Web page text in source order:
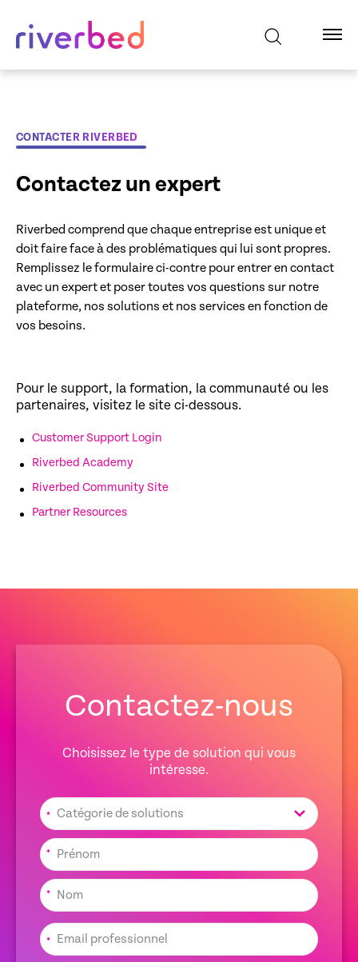
CONTACTER RIVERBED
Contactez un expert
Riverbed comprend que chaque entreprise est unique et
doit faire face à des problématiques qui lui sont propres.
Remplissez le formulaire ci-contre pour entrer en contact
avec un expert et poser toutes vos questions sur notre
plateforme, nos solutions et nos services en fonction de
vos besoins.
Pour le support, la formation, la communauté ou les
partenaires, visitez le site ci-dessous.
Customer Support Login
Riverbed Academy
Riverbed Community Site
Partner Resources
Contactez-nous
Choisissez le type de solution qui vous
intéresse.
*
*
*
*